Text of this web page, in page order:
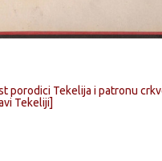
porodici Tekelija i patronu
Tekeliji]